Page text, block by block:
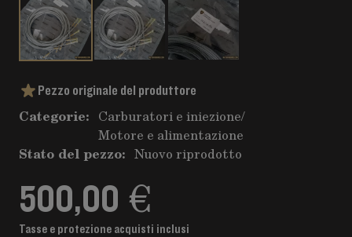
Pezzo originale del produttore
Categorie: Carburatori e iniezione/
Motore e alimentazione
Stato del pezzo: Nuovo riprodotto
500,00 €
Tasse e protezione acquisti inclusi